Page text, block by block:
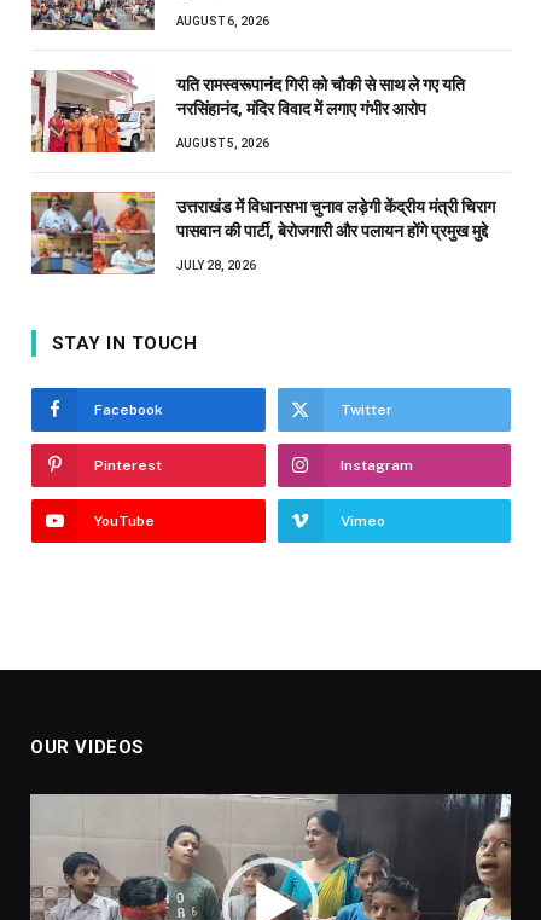
AUGUST 6, 2026
यति रामस्वरूपानंद गिरी को चौकी से साथ ले गए यति
नरसिंहानंद, मंदिर विवाद में लगाए गंभीर आरोप
AUGUST 5, 2026
उत्तराखंड में विधानसभा चुनाव लड़ेगी केंद्रीय मंत्री चिराग
पासवान की पार्टी, बेरोजगारी और पलायन होंगे प्रमुख मुद्दे
JULY 28, 2026
STAY IN TOUCH
Facebook Twitter
Pinterest Instagram
YouTube Vimeo
OUR VIDEOS